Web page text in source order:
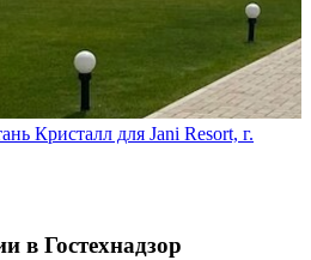
Кристалл для Jani Resort, г.
в Гостехнадзор